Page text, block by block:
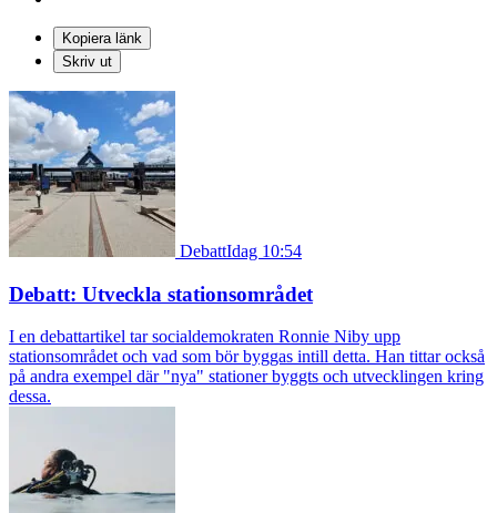
Kopiera länk
Skriv ut
DebattIdag 10:54
Debatt: Utveckla stationsområdet
I en debattartikel tar socialdemokraten Ronnie Niby upp
stationsområdet och vad som bör byggas intill detta. Han tittar också
på andra exempel där "nya" stationer byggts och utvecklingen kring
dessa.